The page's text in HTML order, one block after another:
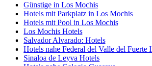
Günstige in Los Mochis
Hotels mit Parkplatz in Los Mochis
Hotels mit Pool in Los Mochis
Los Mochis Hotels
Salvador Alvarado: Hotels
Hotels nahe Federal del Valle del Fuerte
Sinaloa de Leyva Hotels